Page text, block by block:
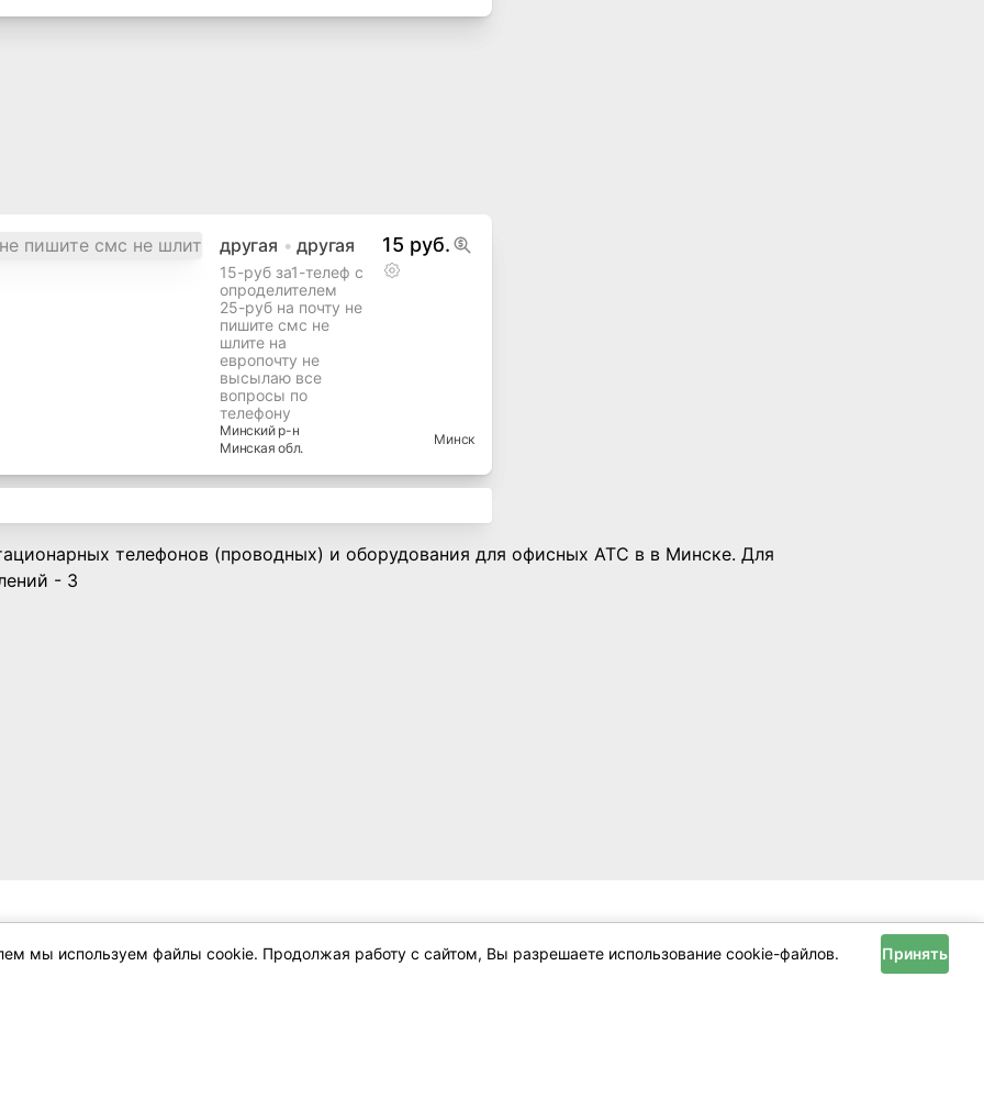
другая другая
15-руб за1-телеф с
опроделителем
25-руб на почту не
пишите смс не
шлите на
европочту не
высылаю все
вопросы по
телефону
15 руб.
Минскийр-н
Минская обл.
Минск
мы используем файлы cookie. Продолжая работу с сайтом, Вы разрешаете использование cookie-файлов. Принять